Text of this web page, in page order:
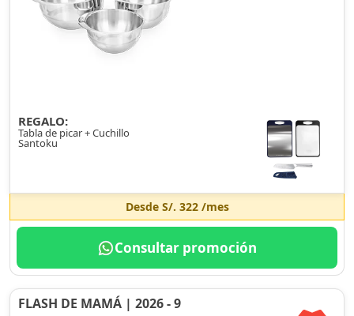
REGALO:
Tabla de picar + Cuchillo
Santoku
Desde S/. 322/mes
Consultar promoción
FLASH DE MAMÁ | 2026 - 9